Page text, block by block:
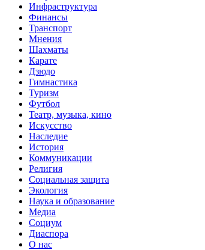
Инфраструктура
Финансы
Транспорт
Мнения
Шахматы
Карате
Дзюдо
Гимнастика
Туризм
Футбол
Театр, музыка, кино
Искусство
Наследие
История
Коммуникации
Религия
Социальная защита
Экология
Наука и образование
Медиа
Социум
Диаспора
О нас